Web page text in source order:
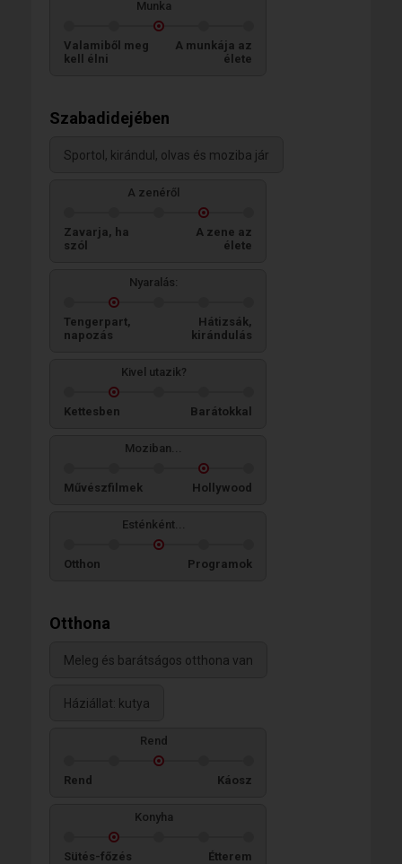
Munka
Valamiből meg
kell élni
A munkája az
élete
Szabadidejében
Sportol, kirándul, olvas és moziba jár
A zenéről
Zavarja, ha
szól
A zene az
élete
Nyaralás:
Tengerpart,
napozás
Hátizsák,
kirándulás
Kivel utazik?
Kettesben Barátokkal
Moziban...
Művészfilmek Hollywood
Esténként...
Otthon Programok
Otthona
Meleg és barátságos otthona van
Háziállat: kutya
Rend
Rend Káosz
Konyha
Sütés-főzés Étterem